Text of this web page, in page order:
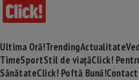
Ultima Oră!TrendingActualitate
TimeSportStil de viațăClick!
SănătateClick! Poftă Bună!Contact